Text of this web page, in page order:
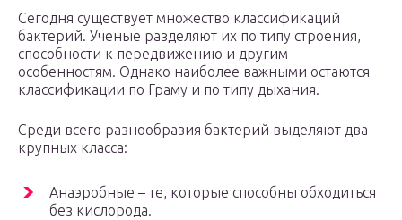
Сегодня существует множество классификаций
бактерий. Ученые разделяют их по типу строения,
способности к передвижению и другим
особенностям. Однако наиболее важными остаются
классификации по Граму и по типу дыхания.
Среди всего разнообразия бактерий выделяют два
крупных класса:
Анаэробные – те, которые способны обходиться
без кислорода.